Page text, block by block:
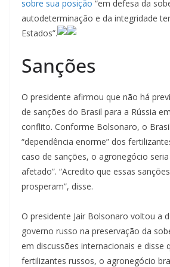
sobre sua posição “em defesa da
autodeterminação e da integridade
Estados”.
Sanções
O presidente afirmou que não há
de sanções do Brasil para a Rússia
conflito. Conforme Bolsonaro, o
“dependência enorme” dos
caso de sanções, o agronegócio
afetado”. “Acredito que essas
prosperam”, disse.
O presidente Jair Bolsonaro voltou a
governo russo na preservação da
em discussões internacionais e disse
fertilizantes russos, o agronegócio